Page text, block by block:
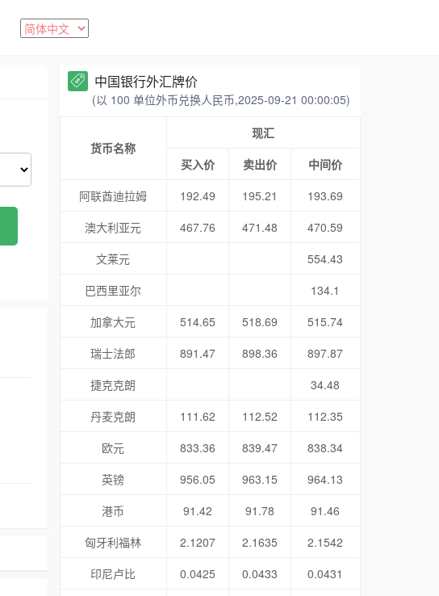
中国银行外汇牌价
(以 100 单位外币兑换人民币,2025-09-21 00:00:05)
货币名称
现汇
买入价
卖出价
中间价
阿联酋迪拉姆
192.49 195.21
193.69
澳大利亚元
467.76 471.48
470.59
文莱元
554.43
巴西里亚尔
134.1
加拿大元
514.65 518.69
515.74
瑞士法郎
891.47 898.36
897.87
捷克克朗
34.48
丹麦克朗
111.62 112.52
112.35
欧元
833.36 839.47
838.34
英镑
956.05 963.15
964.13
港币
91.42 91.78
91.46
匈牙利福林
2.1207 2.1635
2.1542
印尼卢比
0.0425 0.0433
0.0431